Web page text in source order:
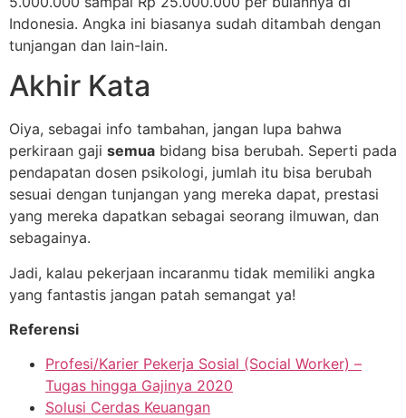
Indonesia. Angka ini biasanya sudah ditambah dengan
tunjangan dan lain-lain.
Akhir Kata
Oiya, sebagai info tambahan, jangan lupa bahwa
perkiraan gaji semua bidang bisa berubah. Seperti pada
pendapatan dosen psikologi, jumlah itu bisa berubah
sesuai dengan tunjangan yang mereka dapat, prestasi
yang mereka dapatkan sebagai seorang ilmuwan, dan
sebagainya.
Jadi, kalau pekerjaan incaranmu tidak memiliki angka
yang fantastis jangan patah semangat ya!
Referensi
Profesi/Karier Pekerja Sosial (Social Worker) –
Tugas hingga Gajinya 2020
Solusi Cerdas Keuangan